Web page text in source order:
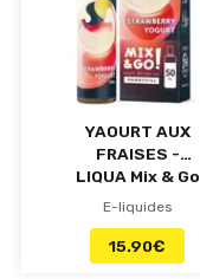
YAOURT AUX
FRAISES -
LIQUA Mix & Go
- e-liquide 50ml
E-liquides
15.90€